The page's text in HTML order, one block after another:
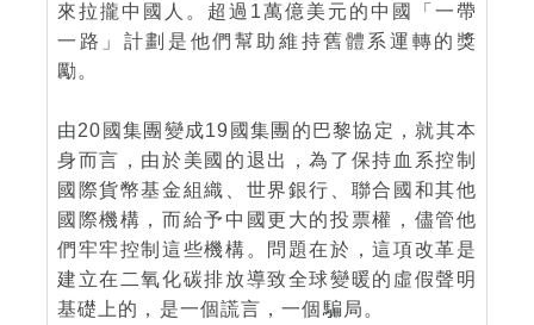
來拉攏中國人。超過1萬億美元的中國「一帶
一路」計劃是他們幫助維持舊體系運轉的獎
勵。
由20國集團變成19國集團的巴黎協定，就其本
身而言，由於美國的退出，為了保持血系控制
國際貨幣基金組織、世界銀行、聯合國和其他
國際機構，而給予中國更大的投票權，儘管他
們牢牢控制這些機構。問題在於，這項改革是
建立在二氧化碳排放導致全球變暖的虛假聲明
基礎上的，是一個謊言，一個騙局。